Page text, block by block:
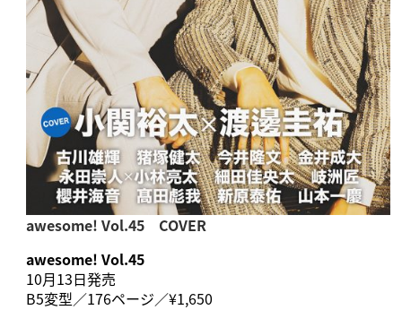
awesome! Vol.45 COVER
awesome! Vol.45
10月13日発売
B5変型／176ページ／¥1,650